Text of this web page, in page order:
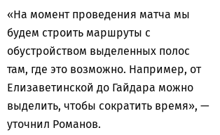
«На момент проведения матча мы
будем строить маршруты с
обустройством выделенных полос
там, где это возможно. Например, от
Елизаветинской до Гайдара можно
выделить, чтобы сократить время», —
уточнил Романов.